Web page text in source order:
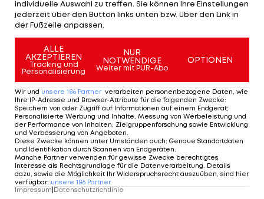
inklusive eines Verbots des Amateursports
offenbar nötig geworden ist. Wir tragen diese
Maßnahme jedoch verantwortungsbewusst trotz
der negativen Effekte für den Sport grundsätzlich
solidarisch mit", erklärte DOSB-Präsident Alfons
Hörmann in einer Mitteilung.
Dies falle nicht leicht, weil sich bereits sichtbare
und für viele noch unsichtbare Corona-Schäden
"durch diese pauschale Maßnahme der Politik
nochmals deutlich verstärken".
Hörmann kritisierte, dass der "generelle Lockdown
individuelle Auswahl zu treffen. Sie können Ihre Einstellungen
jederzeit über den Button links unten bzw. über den Link in
der Fußzeile anpassen.
ALLE
AKZEPTIEREN
Tracking und
Personalisierung
NUR
NOTWENDIGE
Weiter mit PUR-Abo
OPTIONEN
Wir und unsere 186 Partner verarbeiten personenbezogene Daten, wie
Ihre IP-Adresse und Browser-Attribute für die folgenden Zwecke:
Speichern von oder Zugriff auf Informationen auf einem Endgerät;
Personalisierte Werbung und Inhalte, Messung von Werbeleistung und
der Performance von Inhalten, Zielgruppenforschung sowie Entwicklung
und Verbesserung von Angeboten
Diese Zwecke können unter Umständen auch: Genaue Standortdaten
und Identifikation durch Scannen von Endgeräten
Manche Partner verwenden für gewisse Zwecke berechtigtes
Interesse als Rechtsgrundlage für die Datenverarbeitung. Details
dazu, sowie die Möglichkeit Ihr Widerspruchsrecht auszuüben, sind hier
verfügbar: unsere 186 Partner
Impressum|Datenschutzrichtlinie